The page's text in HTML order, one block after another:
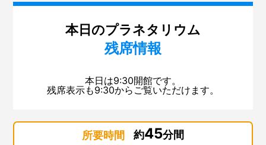
本日のプラネタリウム
残席情報
本日は9:30開館です。
残席表示も9:30からご覧いただけます。
所要時間 約45分間